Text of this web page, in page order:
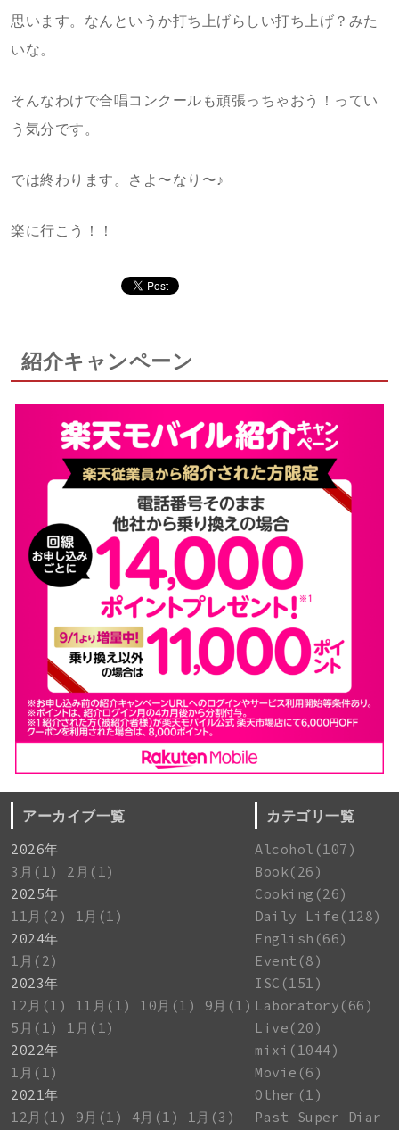
思います。なんというか打ち上げらしい打ち上げ？みた
いな。
そんなわけで合唱コンクールも頑張っちゃおう！ってい
う気分です。
では終わります。さよ〜なり〜♪
楽に行こう！！
紹介キャンペーン
アーカイブ一覧
2026年
3月(1)
2月(1)
2025年
11月(2)
1月(1)
2024年
1月(2)
2023年
12月(1)
11月(1) 10月(1)
9月(1)
5月(1)
1月(1)
2022年
1月(1)
2021年
12月(1)
9月(1) 4月(1)
1月(3)
カテゴリ一覧
Alcohol(107)
Book(26)
Cooking(26)
Daily Life(128)
English(66)
Event(8)
ISC(151)
Laboratory(66)
Live(20)
mixi(1044)
Movie(6)
Other(1)
Past Super Diar